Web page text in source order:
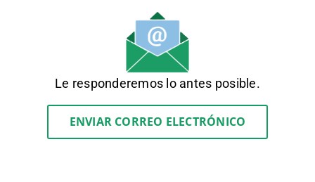
Le responderemos lo antes posible.
ENVIAR CORREO ELECTRÓNICO